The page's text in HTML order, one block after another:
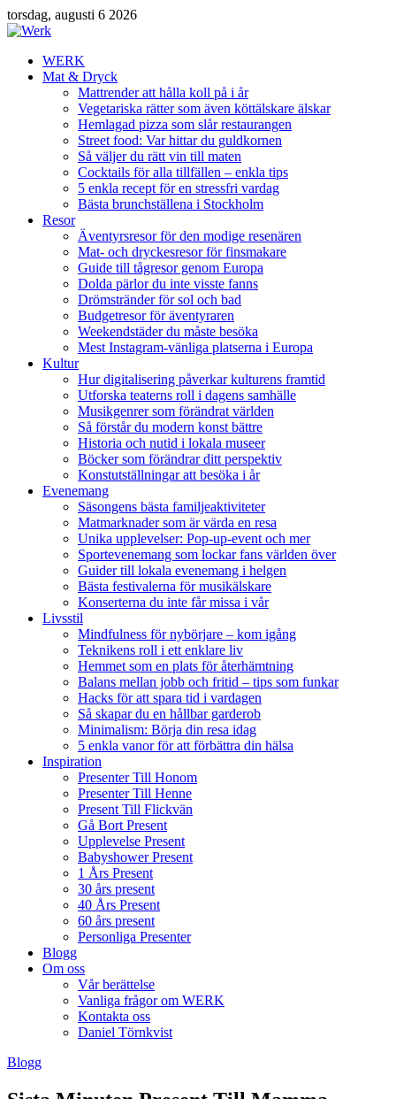
torsdag, augusti 6 2026
WERK
Mat & Dryck
Mattrender att hålla koll på i år
Vegetariska rätter som även köttälskare älskar
Hemlagad pizza som slår restaurangen
Street food: Var hittar du guldkornen
Så väljer du rätt vin till maten
Cocktails för alla tillfällen – enkla tips
5 enkla recept för en stressfri vardag
Bästa brunchställena i Stockholm
Resor
Äventyrsresor för den modige resenären
Mat- och dryckesresor för finsmakare
Guide till tågresor genom Europa
Dolda pärlor du inte visste fanns
Drömstränder för sol och bad
Budgetresor för äventyraren
Weekendstäder du måste besöka
Mest Instagram-vänliga platserna i Europa
Kultur
Hur digitalisering påverkar kulturens framtid
Utforska teaterns roll i dagens samhälle
Musikgenrer som förändrat världen
Så förstår du modern konst bättre
Historia och nutid i lokala museer
Böcker som förändrar ditt perspektiv
Konstutställningar att besöka i år
Evenemang
Säsongens bästa familjeaktiviteter
Matmarknader som är värda en resa
Unika upplevelser: Pop-up-event och mer
Sportevenemang som lockar fans världen över
Guider till lokala evenemang i helgen
Bästa festivalerna för musikälskare
Konserterna du inte får missa i vår
Livsstil
Mindfulness för nybörjare – kom igång
Teknikens roll i ett enklare liv
Hemmet som en plats för återhämtning
Balans mellan jobb och fritid – tips som funkar
Hacks för att spara tid i vardagen
Så skapar du en hållbar garderob
Minimalism: Börja din resa idag
5 enkla vanor för att förbättra din hälsa
Inspiration
Presenter Till Honom
Presenter Till Henne
Present Till Flickvän
Gå Bort Present
Upplevelse Present
Babyshower Present
1 Års Present
30 års present
40 Års Present
60 års present
Personliga Presenter
Blogg
Om oss
Vår berättelse
Vanliga frågor om WERK
Kontakta oss
Daniel Törnkvist
Blogg